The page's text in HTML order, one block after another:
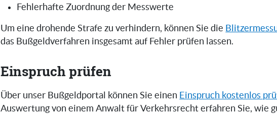
Fehlerhafte Zuordnung der Messwerte
Um eine drohende Strafe zu verhindern, können Sie die
das Bußgeldverfahren insgesamt auf Fehler prüfen lassen.
Einspruch prüfen
Über unser Bußgeldportal können Sie einen Einspruch kostenlos
Auswertung von einem Anwalt für Verkehrsrecht erfahren Sie, wie